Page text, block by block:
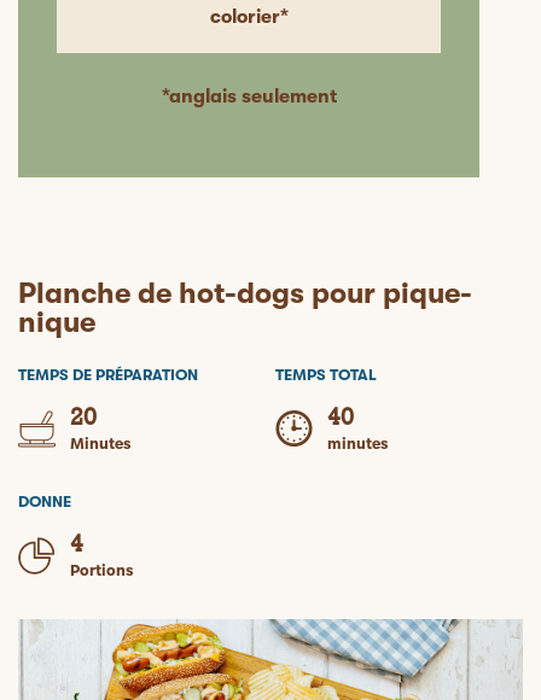
colorier*
*anglais seulement
Planche de hot-dogs pour pique-
nique
TEMPS DE PRÉPARATION
20
Minutes
TEMPS TOTAL
40
minutes
DONNE
4
Portions